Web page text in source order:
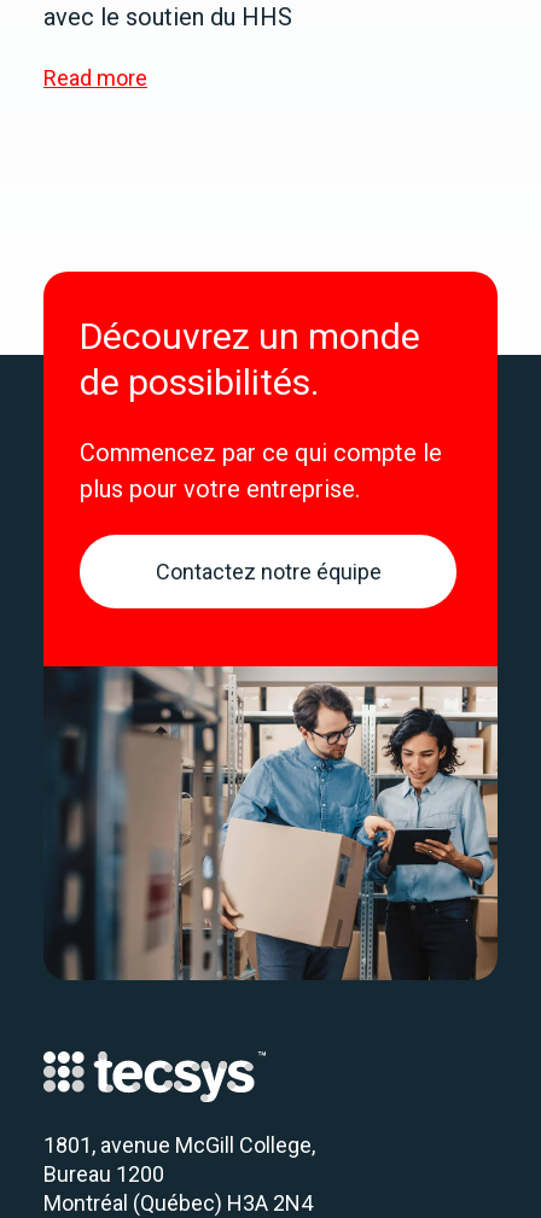
avec le soutien du HHS
Read more
Découvrez un monde
de possibilités.
Commencez par ce qui compte le
plus pour votre entreprise.
Contactez notre équipe
1801, avenue McGill College,
Bureau 1200
Montréal (Québec) H3A 2N4